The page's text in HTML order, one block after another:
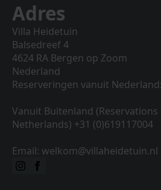
Adres
Villa Heidetuin
Balsedreef 4
4624 RA Bergen op Zoom
Nederland
Reserveringen vanuit
Vanuit Buitenland
Netherlands) +31 (0)619117004
Email: welkom@villaheidetuin.nl